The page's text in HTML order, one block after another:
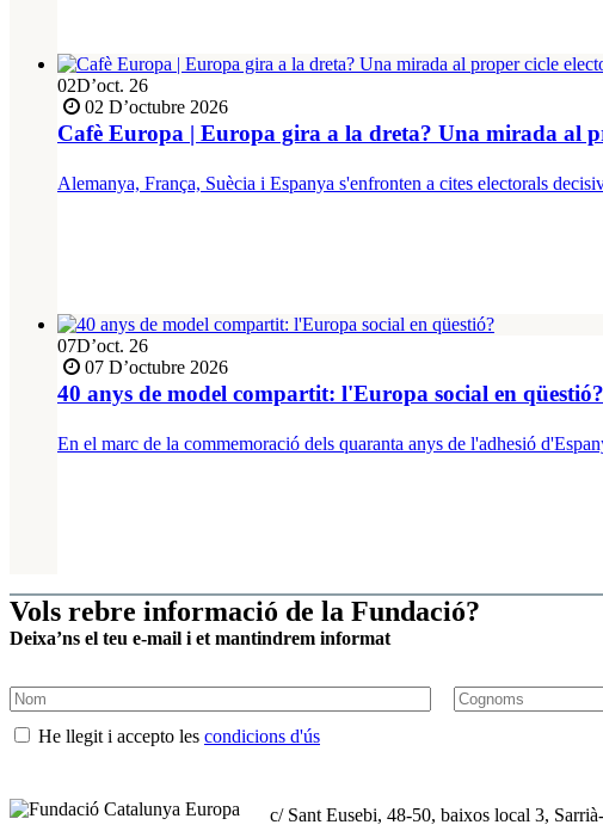
02D’oct. 26
02 D’octubre 2026
Cafè Europa | Europa gira a la dreta? Una mirada al
Alemanya, França, Suècia i Espanya s'enfronten a cites electorals
07D’oct. 26
07 D’octubre 2026
40 anys de model compartit: l'Europa social en qüestió?
En el marc de la commemoració dels quaranta anys de l'adhesió
Vols rebre informació de la Fundació?
Deixa’ns el teu e-mail i et mantindrem informat
He llegit i accepto les condicions d'ús
c/ Sant Eusebi, 48-50, baixos local 3,